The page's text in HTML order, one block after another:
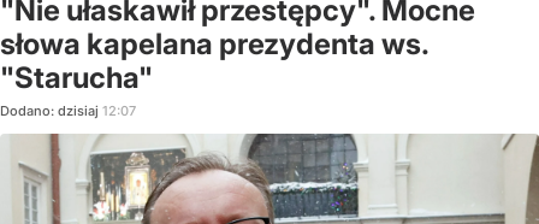
"Nie ułaskawił przestępcy". Mocne
słowa kapelana prezydenta ws.
"Starucha"
Dodano: dzisiaj 12:07